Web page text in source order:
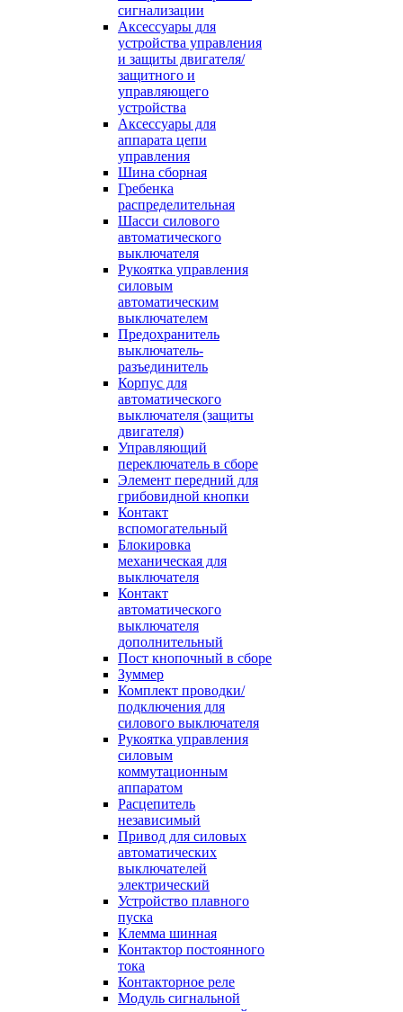
сигнализации
Аксессуары для
устройства управления
и защиты двигателя/
защитного и
управляющего
устройства
Аксессуары для
аппарата цепи
управления
Шина сборная
Гребенка
распределительная
Шасси силового
автоматического
выключателя
Рукоятка управления
силовым
автоматическим
выключателем
Предохранитель
выключатель-
разъединитель
Корпус для
автоматического
выключателя (защиты
двигателя)
Управляющий
переключатель в сборе
Элемент передний для
грибовидной кнопки
Контакт
вспомогательный
Блокировка
механическая для
выключателя
Контакт
автоматического
выключателя
дополнительный
Пост кнопочный в сборе
Зуммер
Комплект проводки/
подключения для
силового выключателя
Рукоятка управления
силовым
коммутационным
аппаратом
Расцепитель
независимый
Привод для силовых
автоматических
выключателей
электрический
Устройство плавного
пуска
Клемма шинная
Контактор постоянного
тока
Контакторное реле
Модуль сигнальной